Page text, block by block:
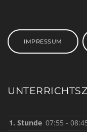
IMPRESSUM
1. Stunde 07:55 -